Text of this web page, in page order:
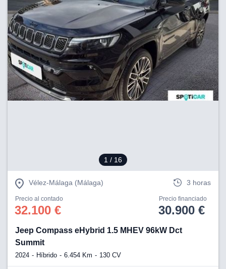
1 / 16
Vélez-Málaga (Málaga) 3 horas
Precio al contado
32.100 €
Precio financiado
30.900 €
Jeep Compass eHybrid 1.5 MHEV 96kW Dct
Summit
2024 Híbrido 6.454 Km 130 CV